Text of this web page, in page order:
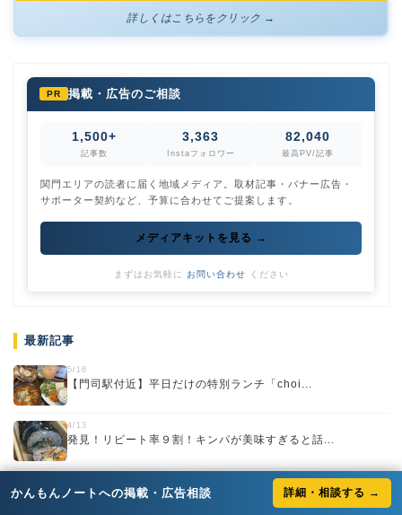
詳しくはこちらをクリック →
かんもんノートへの掲載・広告相談 詳細・相談する →
PR 掲載・広告のご相談
1,500+
記事数
3,363
Instaフォロワー
82,040
最高PV/記事
関門エリアの読者に届く地域メディア。取材記事・バナー広告・
サポーター契約など、予算に合わせてご提案します。
メディアキットを見る →
まずはお気軽に お問い合わせ ください
最新記事
5/16
【門司駅付近】平日だけの特別ランチ「choi...
4/13
発見！リピート率９割！キンパが美味すぎると話...
【下関駅チカ】新店『関門麺まぜそばGANG』...